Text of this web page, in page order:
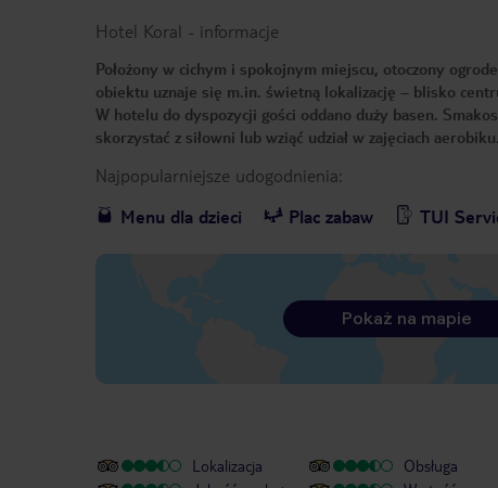
Hotel Koral - informacje
Położony w cichym i spokojnym miejscu, otoczony
obiektu uznaje się m.in. świetną lokalizację – blisko
W hotelu do dyspozycji gości oddano duży basen.
skorzystać z siłowni lub wziąć udział w zajęciach aerobiku.
Najpopularniejsze udogodnienia:
Menu dla dzieci
Plac zabaw TUI
Pokaż na mapie
Lokalizacja
Obsługa